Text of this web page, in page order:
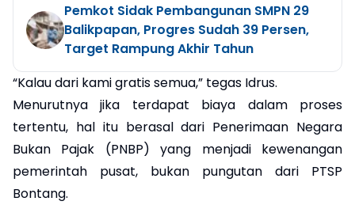
Pemkot Sidak Pembangunan SMPN 29
Balikpapan, Progres Sudah 39 Persen,
Target Rampung Akhir Tahun
“Kalau dari kami gratis semua,” tegas Idrus.
Menurutnya jika terdapat biaya dalam proses
tertentu, hal itu berasal dari Penerimaan Negara
Bukan Pajak (PNBP) yang menjadi kewenangan
pemerintah pusat, bukan pungutan dari PTSP
Bontang.